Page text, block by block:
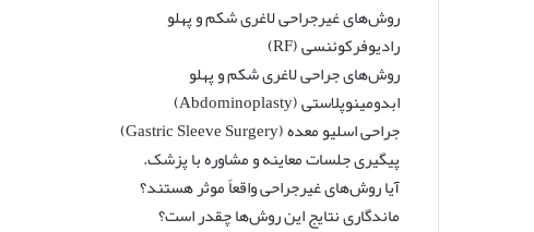
ی
ل
روش‌های غیرجراحی لاغری شکم و پهلو
رادیوفرکوئنسی (RF)
روش‌های جراحی لاغری شکم و پهلو
ابدومینوپلاستی (Abdominoplasty)
جراحی اسلیو معده (Gastric Sleeve Surgery)
پیگیری جلسات معاینه و مشاوره با پزشک.
آیا روش‌های غیرجراحی واقعاً موثر هستند؟
ماندگاری نتایج این روش‌ها چقدر است؟